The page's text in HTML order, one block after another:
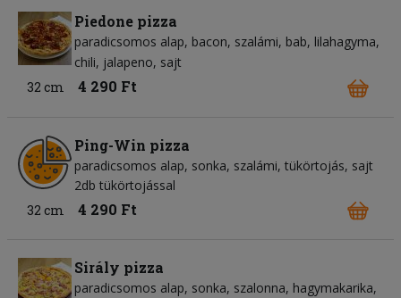
Piedone pizza
paradicsomos alap bacon szalámi bab lilahagyma
chili jalapeno sajt
32 cm
4 290 Ft
Ping-Win pizza
paradicsomos alap sonka szalámi tükörtojás sajt
2db tükörtojással
32 cm
4 290 Ft
Sirály pizza
paradicsomos alap sonka szalonna hagymakarika